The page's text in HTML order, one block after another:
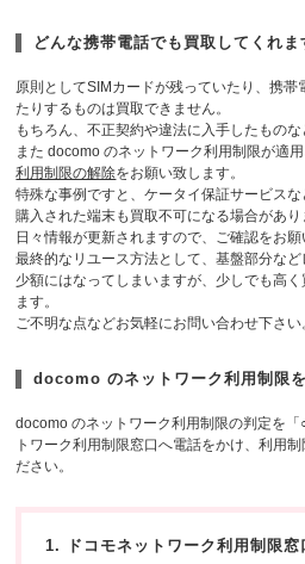
どんな携帯電話でも買取してくれま
原則としてSIMカードが残っていたり、携
たりするものは買取できません。
もちろん、不正契約や違法に入手したものな
また docomo のネットワーク利用制限が適
利用制限の解除をお願い致します。
特殊な事例ですと、ケータイ保証サービス
購入された端末も買取不可になる場合があり
日々情報が更新されますので、ご確認をお願
最終的なリユース方法として、基盤部分など
少額にはなってしまいますが、少しでも高
ます。
ご不明な点などお気軽にお問い合わせ下さい
docomo のネットワーク利用制限
docomo のネットワーク利用制限の判定を
トワーク利用制限窓口へ電話をかけ、利用
ださい。
1. ドコモネットワーク利用制限窓